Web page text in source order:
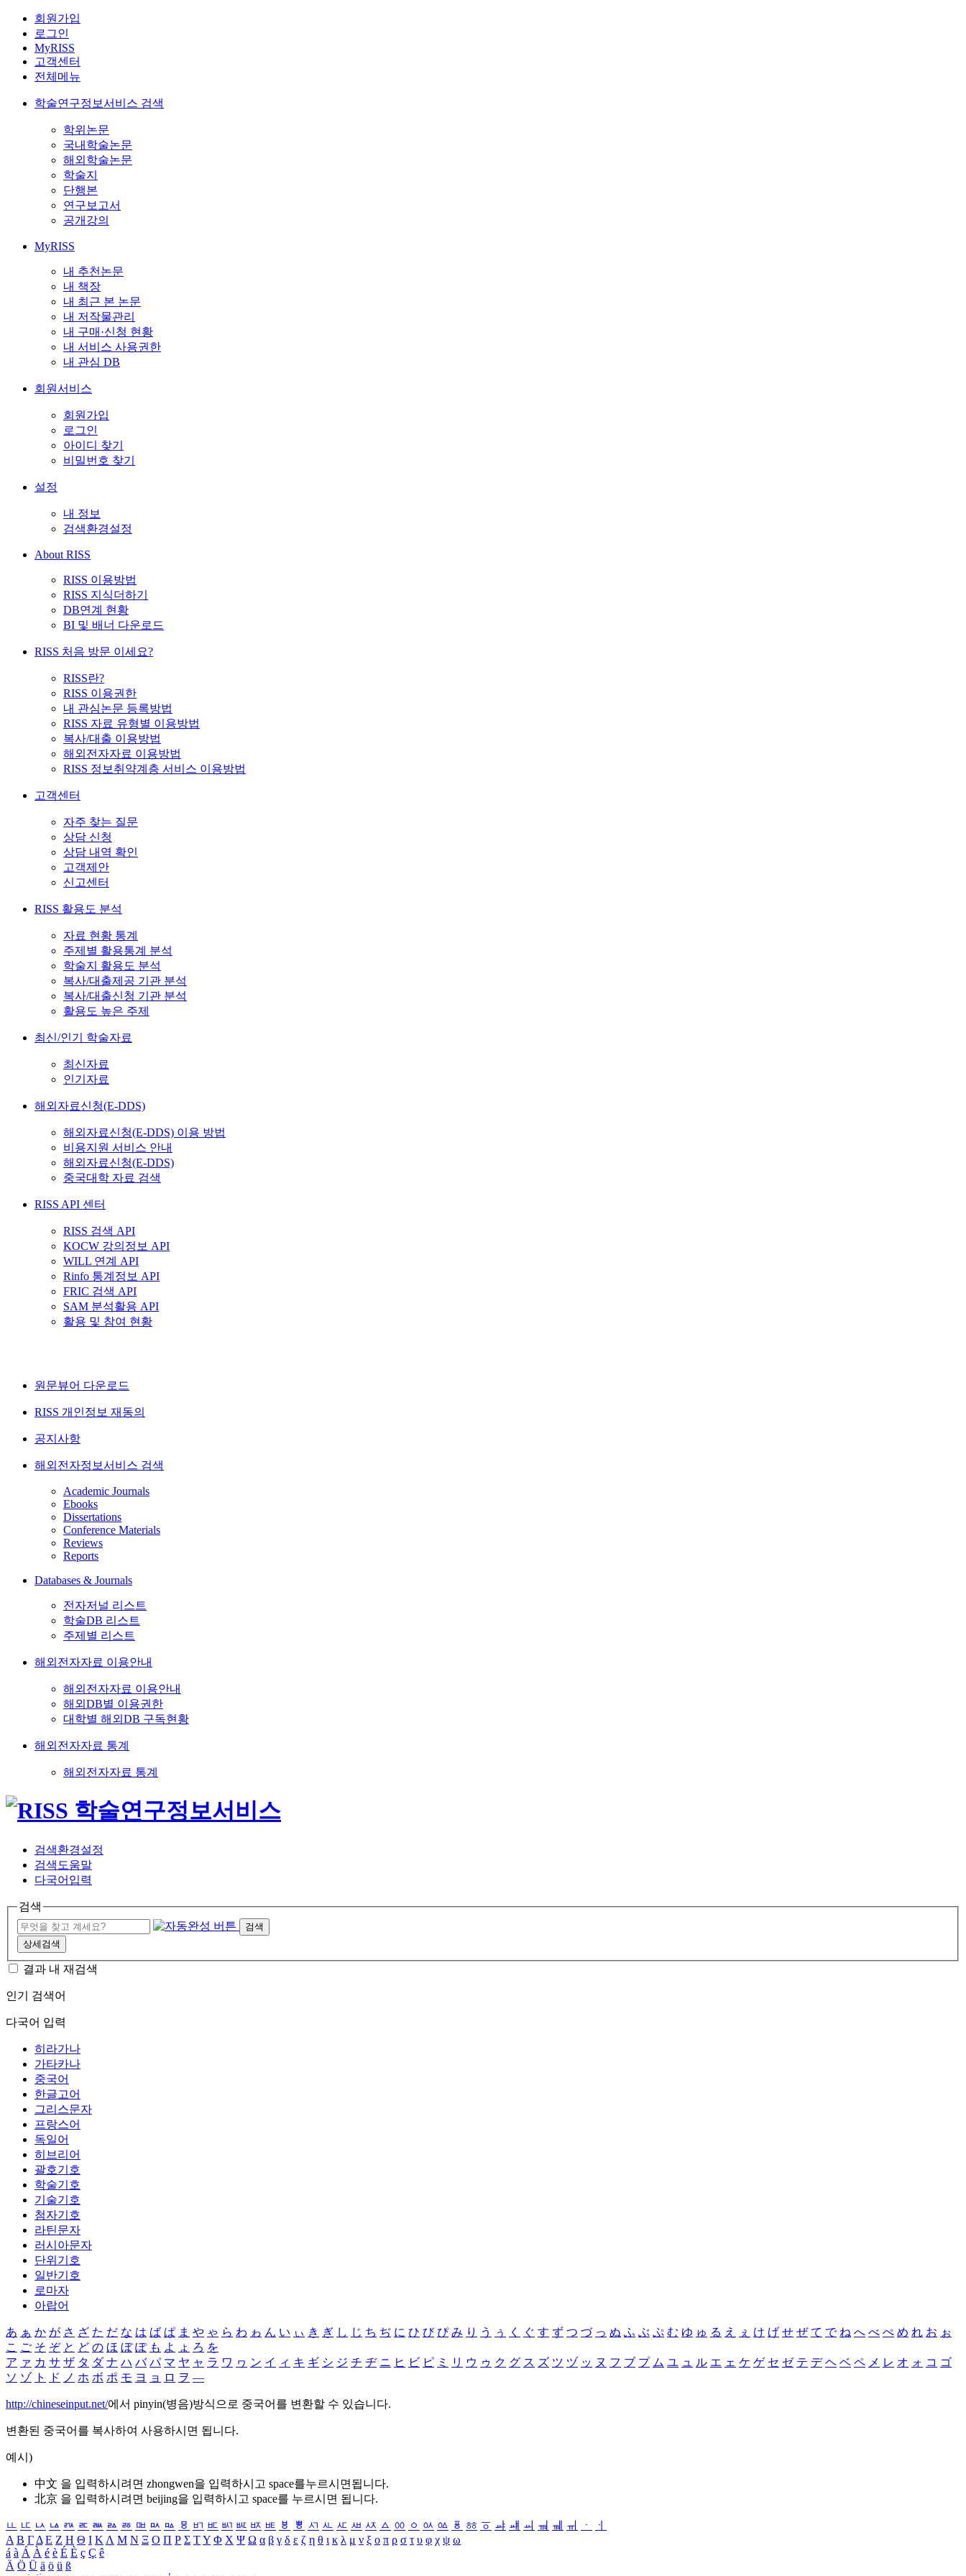
회원가입
로그인
MyRISS
고객센터
전체메뉴
학술연구정보서비스 검색
학위논문
국내학술논문
해외학술논문
학술지
단행본
연구보고서
공개강의
MyRISS
내 추천논문
내 책장
내 최근 본 논문
내 저작물관리
내 구매·신청 현황
내 서비스 사용권한
내 관심 DB
회원서비스
회원가입
로그인
아이디 찾기
비밀번호 찾기
설정
내 정보
검색환경설정
About RISS
RISS 이용방법
RISS 지식더하기
DB연계 현황
BI 및 배너 다운로드
RISS 처음 방문 이세요?
RISS란?
RISS 이용권한
내 관심논문 등록방법
RISS 자료 유형별 이용방법
복사/대출 이용방법
해외전자자료 이용방법
RISS 정보취약계층 서비스 이용방법
고객센터
자주 찾는 질문
상담 신청
상담 내역 확인
고객제안
신고센터
RISS 활용도 분석
자료 현황 통계
주제별 활용통계 분석
학술지 활용도 분석
복사/대출제공 기관 분석
복사/대출신청 기관 분석
활용도 높은 주제
최신/인기 학술자료
최신자료
인기자료
해외자료신청(E-DDS)
해외자료신청(E-DDS) 이용 방법
비용지원 서비스 안내
해외자료신청(E-DDS)
중국대학 자료 검색
RISS API 센터
RISS 검색 API
KOCW 강의정보 API
WILL 연계 API
Rinfo 통계정보 API
FRIC 검색 API
SAM 분석활용 API
활용 및 참여 현황
원문뷰어 다운로드
RISS 개인정보 재동의
공지사항
해외전자정보서비스 검색
Academic Journals
Ebooks
Dissertations
Conference Materials
Reviews
Reports
Databases & Journals
전자저널 리스트
학술DB 리스트
주제별 리스트
해외전자자료 이용안내
해외전자자료 이용안내
해외DB별 이용권한
대학별 해외DB 구독현황
해외전자자료 통계
해외전자자료 통계
검색환경설정
검색도움말
다국어입력
검색
검색
상세검색
결과 내 재검색
인기 검색어
다국어 입력
히라가나
가타카나
중국어
한글고어
그리스문자
프랑스어
독일어
히브리어
괄호기호
학술기호
기술기호
첨자기호
라틴문자
러시아문자
단위기호
일반기호
로마자
아랍어
あ ぁ か が さ ざ た だ な は ば ぱ ま や ゃ ら わ ゎ ん い ぃ き ぎ し じ ち ぢ に ひ び ぴ み り う ぅ く ぐ す ず つ づ っ ぬ ふ ぶ ぷ む ゆ ゅ る え ぇ け げ せ ぜ て で ね へ べ ぺ め れ お ぉ
こ ご そ ぞ と ど の ほ ぼ ぽ も よ ょ ろ を
ア ァ カ サ ザ タ ダ ナ ハ バ パ マ ヤ ャ ラ ワ ヮ ン イ ィ キ ギ シ ジ チ ヂ ニ ヒ ビ ピ ミ リ ウ ゥ ク グ ス ズ ツ ヅ ッ ヌ フ ブ プ ム ユ ュ ル エ ェ ケ ゲ セ ゼ テ デ ヘ ベ ペ メ レ オ ォ コ ゴ
ソ ゾ ト ド ノ ホ ボ ポ モ ヨ ョ ロ ヲ ―
http://chineseinput.net/에서 pinyin(병음)방식으로 중국어를 변환할 수 있습니다.
변환된 중국어를 복사하여 사용하시면 됩니다.
예시)
中文 을 입력하시려면 zhongwen을 입력하시고 space를누르시면됩니다.
北京 을 입력하시려면 beijing을 입력하시고 space를 누르시면 됩니다.
ㅥ ㅦ ㅧ ㅨ ㅩ ㅪ ㅫ ㅬ ㅭ ㅮ ㅯ ㅰ ㅱ ㅲ ㅳ ㅴ ㅵ ㅶ ㅷ ㅸ ㅹ ㅺ ㅻ ㅼ ㅽ ㅾ ㅿ ㆀ ㆁ ㆂ ㆃ ㆄ ㆅ ㆆ ㆇ ㆈ ㆉ ㆊ ㆋ ㆌ ㆍ
ㆎ
Α Β ΓΔ Ε Ζ Η Θ Ι ΚΛ Μ Ν Ξ Ο Π Ρ Σ ΤΥ Φ Χ Ψ Ω α β γ δ ε ζ η θ ι κ λ μ ν ξ ο π ρ σ τ υ φ χ ψ ω
á à Á À é è É È ç Ç ê
Ä Ö Ü ä ö ü ß